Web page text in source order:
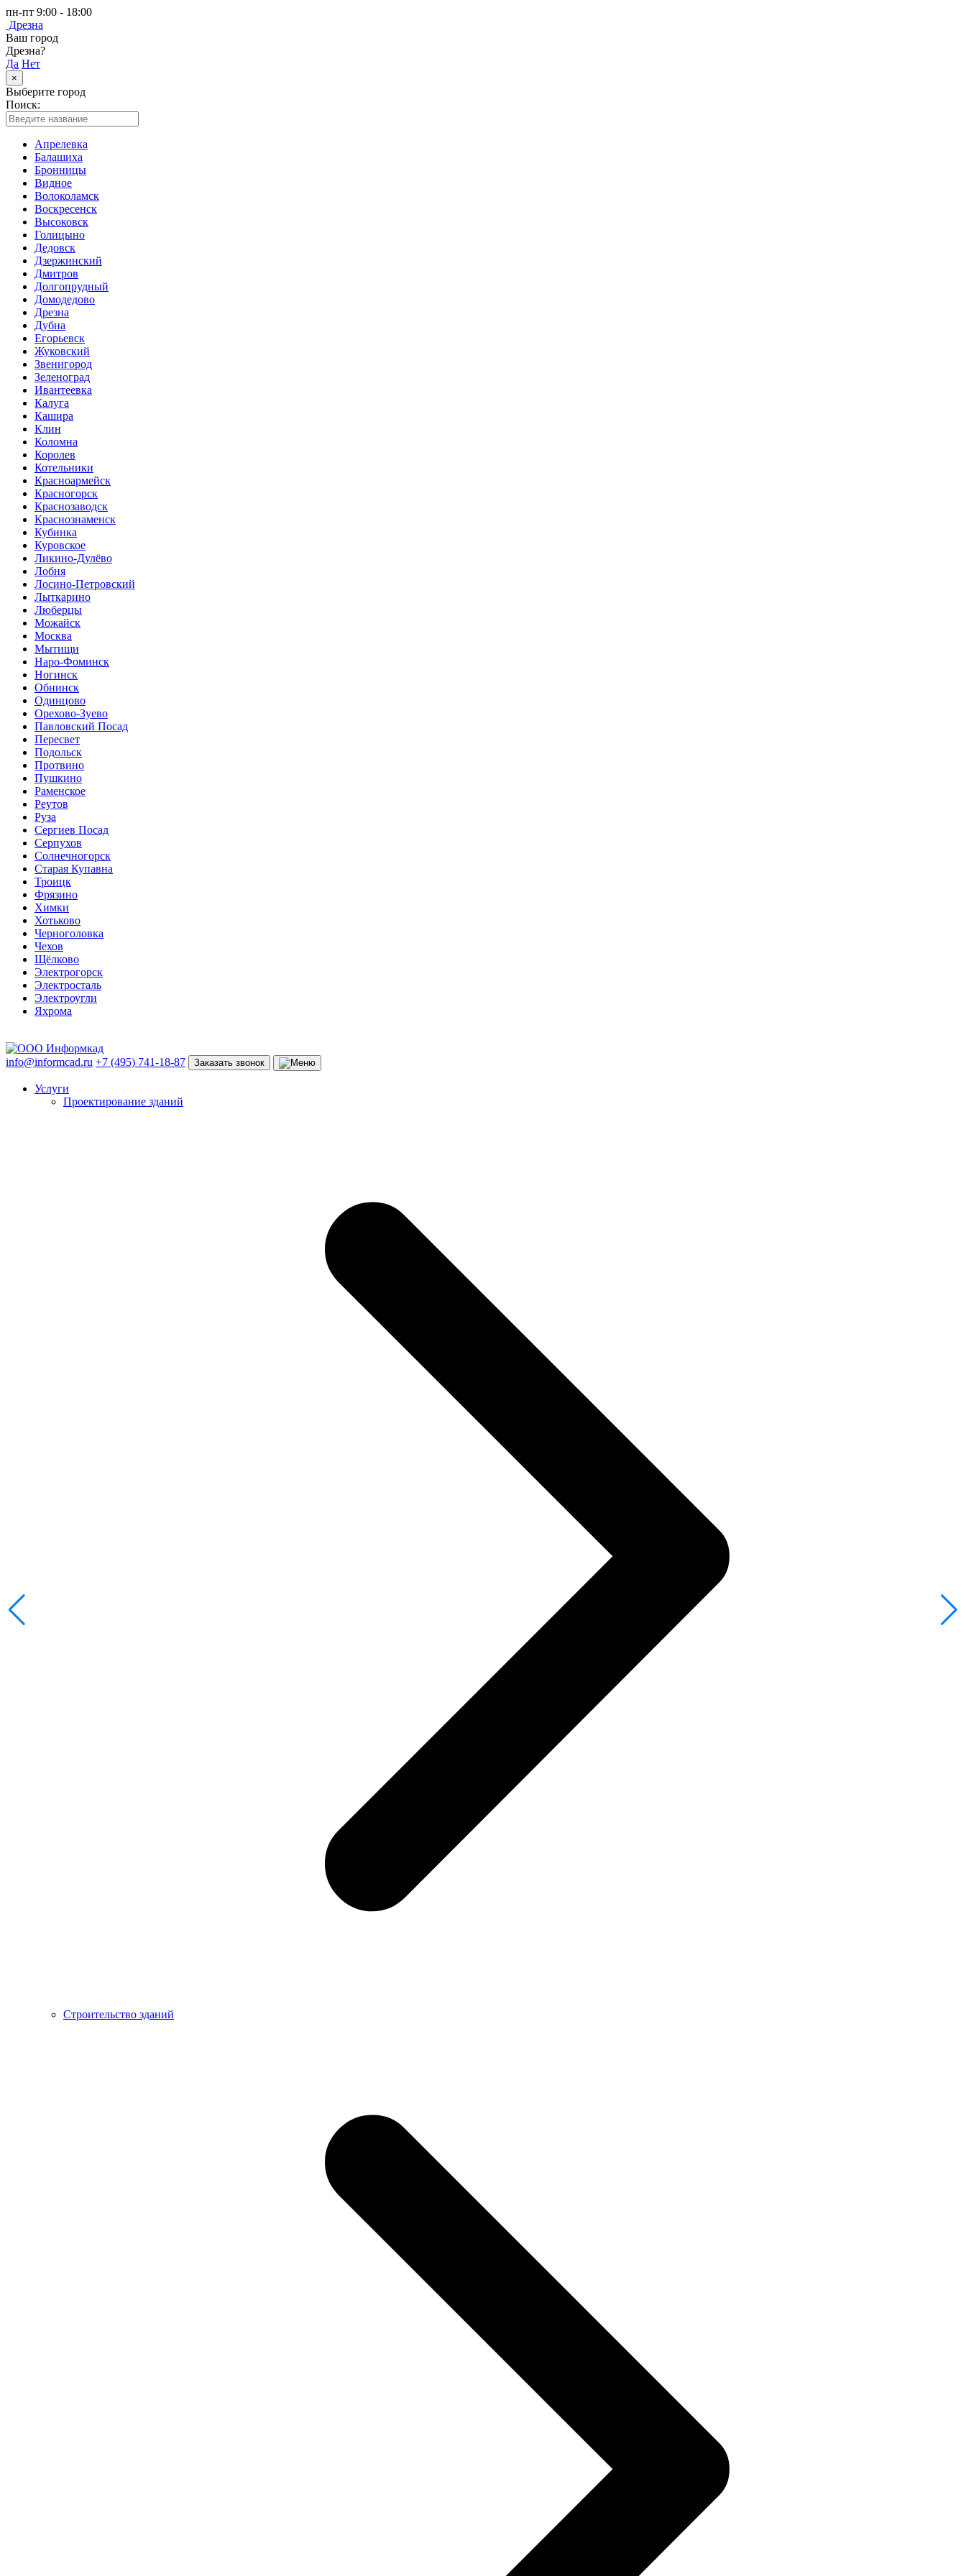
пн-пт 9:00 - 18:00
Дрезна
Ваш город
Дрезна?
Да Нет
×
Выберите город
Поиск:
Апрелевка
Балашиха
Бронницы
Видное
Волоколамск
Воскресенск
Высоковск
Голицыно
Дедовск
Дзержинский
Дмитров
Долгопрудный
Домодедово
Дрезна
Дубна
Егорьевск
Жуковский
Звенигород
Зеленоград
Ивантеевка
Калуга
Кашира
Клин
Коломна
Королев
Котельники
Красноармейск
Красногорск
Краснозаводск
Краснознаменск
Кубинка
Куровское
Ликино-Дулёво
Лобня
Лосино-Петровский
Лыткарино
Люберцы
Можайск
Москва
Мытищи
Наро-Фоминск
Ногинск
Обнинск
Одинцово
Орехово-Зуево
Павловский Посад
Пересвет
Подольск
Протвино
Пушкино
Раменское
Реутов
Руза
Сергиев Посад
Серпухов
Солнечногорск
Старая Купавна
Троицк
Фрязино
Химки
Хотьково
Черноголовка
Чехов
Щёлково
Электрогорск
Электросталь
Электроугли
Яхрома
info@informcad.ru +7 (495) 741-18-87 Заказать звонок
Услуги
Проектирование зданий
Строительство зданий